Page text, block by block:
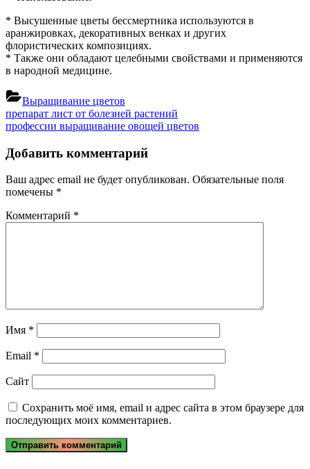
* Высушенные цветы бессмертника используются в
аранжировках, декоративных венках и других
флористических композициях.
* Также они обладают целебными свойствами и применяются
в народной медицине.
Выращивание цветов
Навигация
по
записям
Previous
Post:
препарат лист от болезней растений
Next
профессии выращивание овощей цветов
Добавить комментарий
Ваш адрес email не будет опубликован. Обязательные поля
помечены *
Комментарий *
Имя *
Email *
Сайт
Сохранить моё имя, email и адрес сайта в этом браузере для
последующих моих комментариев.